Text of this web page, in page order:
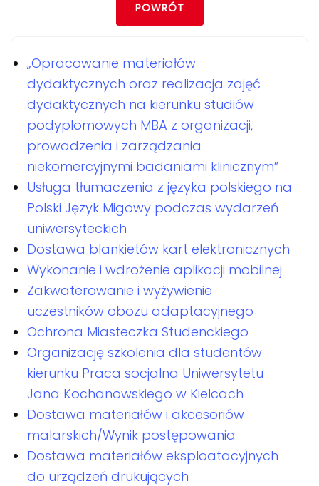
POWRÓT
„Opracowanie materiałów
dydaktycznych oraz realizacja zajęć
dydaktycznych na kierunku studiów
podyplomowych MBA z organizacji,
prowadzenia i zarządzania
niekomercyjnymi badaniami klinicznym”
Usługa tłumaczenia z języka polskiego na
Polski Język Migowy podczas wydarzeń
uniwersyteckich
Dostawa blankietów kart elektronicznych
Wykonanie i wdrożenie aplikacji mobilnej
Zakwaterowanie i wyżywienie
uczestników obozu adaptacyjnego
Ochrona Miasteczka Studenckiego
Organizację szkolenia dla studentów
kierunku Praca socjalna Uniwersytetu
Jana Kochanowskiego w Kielcach
Dostawa materiałów i akcesoriów
malarskich/Wynik postępowania
Dostawa materiałów eksploatacyjnych
do urządzeń drukujących